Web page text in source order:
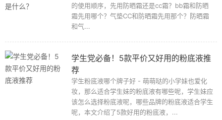
的使用顺序，先用防晒霜还是cc霜？bb霜和防晒
霜先用哪个？气垫CC和防晒霜先用那个？防晒霜
和气...
学生党必备！5款平价又好用的粉底液推
荐
学生粉底液哪个牌子好 - 萌萌哒的小学妹也爱化
妆，那么适合学生妹的粉底液有哪些呢，学生妹应
该怎么选择粉底液呢，哪些品牌的粉底液适合学生
呢，本文介绍了5款好用的粉底液，...